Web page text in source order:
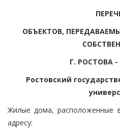
ОБЪЕКТОВ,
Г. РОСТОВА
Ростовский
Жилые дома, расположенные
адресу: